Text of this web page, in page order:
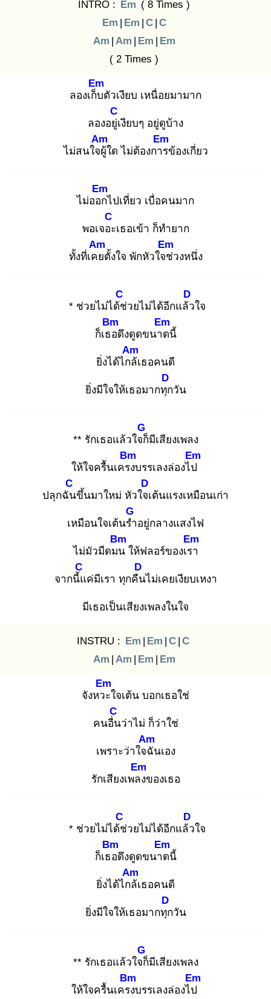
INTRO : Em ( 8 Times )
Em | Em | C | C
Am | Am | Em | Em
( 2 Times )
ลองเก็บ
Em
ตัวเงียบ เหนื่อยมามาก
ลองอยู่เ
C
งียบๆ อยู่ดูบ้าง
ไม่สนใจผู้
Am
ใด ไม่ต้องการ
Em
ข้องเกี่ยว
ไม่ออก
Em
ไปเที่ยว เบื่อคนมาก
พอเจอะ
C
เธอเข้า ก็ทำยาก
ทั้งที่เคย
Am
ตั้งใจ พักหัวใจช่
Em
วงหนึ่ง
* ช่วยไม่ได้ช่
C
วยไม่ได้อีกแล้ว
D
ใจ
ก็เธอ
Bm
ดึงดูดขนาด
Em
นี้
ยิ่งได้ไกล้
Am
เธอคนดี
ยิ่งมีใจให้เธอมากทุก
D
วัน
** รักเธอแล้วใจก็
G
มีเสียงเพลง
ให้ใจครื้นเครง
Bm
บรรเลงล่องไป
Em
ปลุกฉัน
C
ขึ้นมาใหม่ หัวใจเ
D
ต้นแรงเหมือนเก่า
เหมือนใจเต้นรำ
G
อยู่กลางแสงไฟ
ไม่มัวมืดมน
Bm
ให้ฟลอร์ของเรา
Em
จากนี้แ
C
ค่มีเรา ทุกคืน
D
ไม่เคยเงียบเหงา
มีเธอเป็นเสียงเพลงในใจ
INSTRU : Em | Em | C | C
Am | Am | Em | Em
จังหวะ
Em
ใจเต้น บอกเธอใช่
คนอื่น
C
ว่าไม่ ก็ว่าใช่
เพราะว่าใจฉั
Am
นเอง
รักเสียงเพลง
Em
ของเธอ
* ช่วยไม่ได้ช่
C
วยไม่ได้อีกแล้ว
D
ใจ
ก็เธอ
Bm
ดึงดูดขนาด
Em
นี้
ยิ่งได้ไกล้
Am
เธอคนดี
ยิ่งมีใจให้เธอมากทุก
D
วัน
** รักเธอแล้วใจก็
G
มีเสียงเพลง
ให้ใจครื้นเครง
Bm
บรรเลงล่องไป
Em